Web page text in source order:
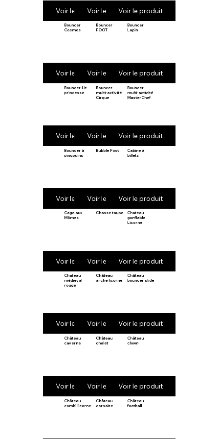
Voir le produitVoir le produitVoir le produit
Bouncer
Cosmos
Voir le produit
Bouncer
FOOT
Voir le produit
Bouncer
Lapin
Voir le produit
Bouncer Lit
princesse
Voir le produit
Bouncer
multi-activité
Cirque
Voir le produit
Bouncer
multi-activité
MasterChef
Voir le produit
Bouncer à
pingouins
Voir le produit
Bubble Foot
Voir le produit
Cabine à
billets
Voir le produit
Cage aux
Mômes
Voir le produit
Chasse taupe
Voir le produit
Chateau
gonflable
Licorne
Voir le produit
Chateau
médieval
rouge
Voir le produit
Château
arche licorne
Voir le produit
Château
bouncer slide
Voir le produit
Château
caverne
Voir le produit
Château
chalet
Voir le produit
Château
clown
Voir le produit
Château
combi licorne
Château
corsaire
Château
football